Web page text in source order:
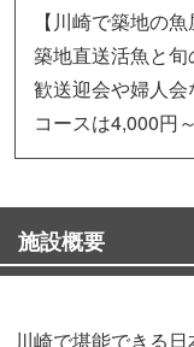
【川崎で築地の
築地直送活魚と
歓送迎会や婦人
コースは4,000円
施設概要
川崎で堪能できる